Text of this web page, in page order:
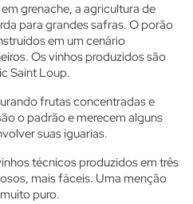
grenache, a agricultura de
para grandes safras. O porão
em um cenário
Os vinhos produzidos são
Saint Loup.
frutas concentradas e
o padrão e merecem alguns
suas iguarias.
técnicos produzidos em três
mais fáceis. Uma menção
puro.